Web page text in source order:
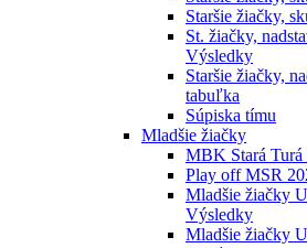
Staršie žiačky,
St. žiačky,
Výsledky
Staršie žiačky,
tabuľka
Súpiska tímu
Mladšie žiačky
MBK Stará
Play off MSR
Mladšie žiačky
Výsledky
Mladšie žiačky